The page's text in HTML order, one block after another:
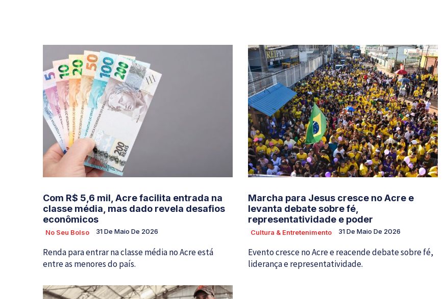
Com R$ 5,6 mil, Acre facilita entrada na
classe média, mas dado revela desafios
econômicos
No Seu Bolso 31 De Maio De 2026
Renda para entrar na classe média no Acre está
entre as menores do país.
Marcha para Jesus cresce no Acre e
levanta debate sobre fé,
representatividade e poder
Cultura & Entretenimento 31 De Maio De 2026
Evento cresce no Acre e reacende debate sobre fé,
liderança e representatividade.